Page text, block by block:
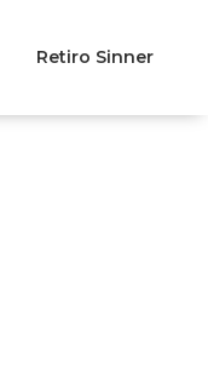
Retiro Sinner